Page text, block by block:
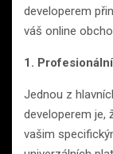
developerem
váš online
1.
Jednou z
developerem je,
vašim